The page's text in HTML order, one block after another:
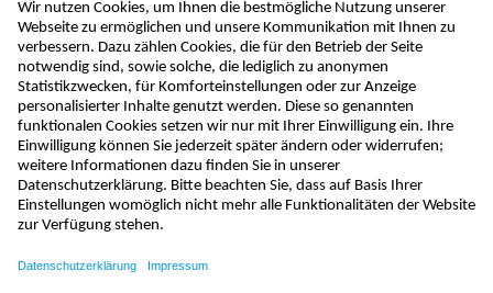
Newsletter abonnieren
absenden
info@nivus.ch